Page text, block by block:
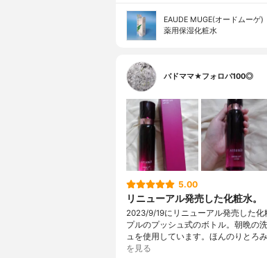
EAUDE MUGE(オードムーゲ)
薬用保湿化粧水
バドママ★フォロバ100◎
5.00
リニューアル発売した化粧水。
2023/9/19にリニューアル発売した化
プルのプッシュ式のボトル。朝晩の
ュを使用しています。ほんのりとろ
を見る